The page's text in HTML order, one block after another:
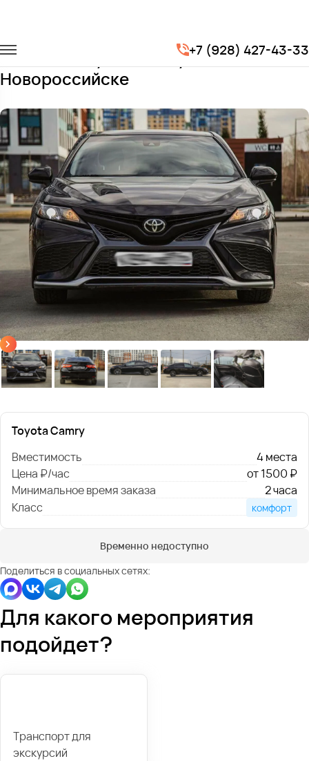
+7 (928) 427-43-33
Легковые автомобили
Заказать Toyota Camry с водителем в
Новороссийске
Toyota Camry
Вместимость
4 места
Цена ₽/час
от 1500 ₽
Минимальное время заказа
2 часа
Класс
комфорт
Временно недоступно
Поделиться в социальных сетях:
Для какого мероприятия
подойдет?
Транспорт для
экскурсий